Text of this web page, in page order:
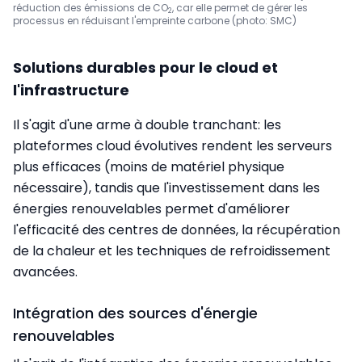
réduction des émissions de CO2, car elle permet de gérer les
processus en réduisant l'empreinte carbone (photo: SMC)
Solutions durables pour le cloud et
l'infrastructure
Il s'agit d'une arme à double tranchant: les
plateformes cloud évolutives rendent les serveurs
plus efficaces (moins de matériel physique
nécessaire), tandis que l'investissement dans les
énergies renouvelables permet d'améliorer
l'efficacité des centres de données, la récupération
de la chaleur et les techniques de refroidissement
avancées.
Intégration des sources d'énergie
renouvelables